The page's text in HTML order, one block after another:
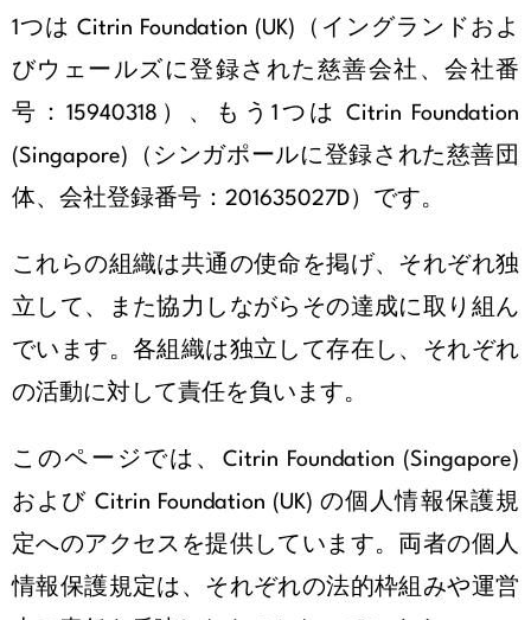
1つは Citrin Foundation (UK)（イングランドおよ
びウェールズに登録された慈善会社、会社番
号：15940318）、もう1つは Citrin Foundation
(Singapore)（シンガポールに登録された慈善団
体、会社登録番号：201635027D）です。
これらの組織は共通の使命を掲げ、それぞれ独
立して、また協力しながらその達成に取り組ん
でいます。各組織は独立して存在し、それぞれ
の活動に対して責任を負います。
このページでは、Citrin Foundation (Singapore)
および Citrin Foundation (UK) の個人情報保護規
定へのアクセスを提供しています。両者の個人
情報保護規定は、それぞれの法的枠組みや運営